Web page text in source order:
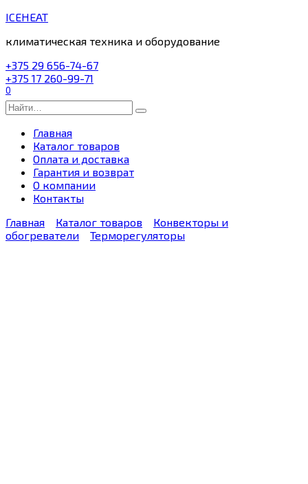
ICEHEAT
климатическая техника и оборудование
+375 29 656-74-67
+375 17 260-99-71
0
Search
for:
Главная
Каталог товаров
Оплата и доставка
Гарантия и возврат
О компании
Контакты
Главная
Каталог товаров
Конвекторы и
обогреватели
Терморегуляторы